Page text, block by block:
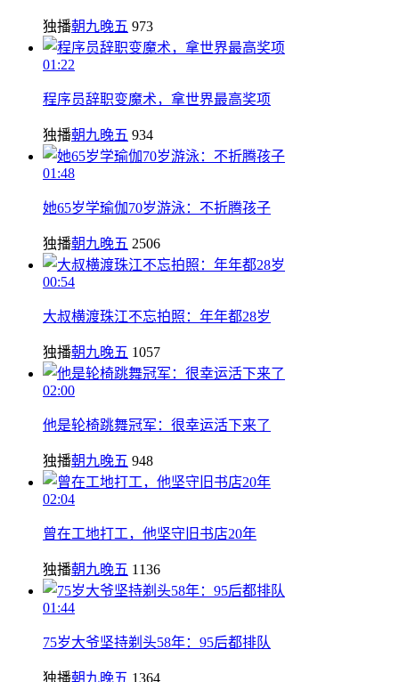
独播朝九晚五 973
01:22
程序员辞职变魔术，拿世界最高奖项
独播朝九晚五 934
01:48
她65岁学瑜伽70岁游泳：不折腾孩子
独播朝九晚五 2506
00:54
大叔横渡珠江不忘拍照：年年都28岁
独播朝九晚五 1057
02:00
他是轮椅跳舞冠军：很幸运活下来了
独播朝九晚五 948
02:04
曾在工地打工，他坚守旧书店20年
独播朝九晚五 1136
01:44
75岁大爷坚持剃头58年：95后都排队
独播朝九晚五 1364